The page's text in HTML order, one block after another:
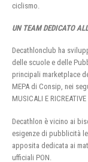
ciclismo.
UN TEAM DEDICATO
Decathlonclub ha
delle scuole e delle
principali marketplace
MEPA di Consip, nei
MUSICALI E RICREATIVE
Decathlon è vicino ai
esigenze di pubblicità
apposita dedicata ai
ufficiali PON.